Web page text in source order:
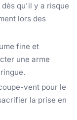
qu'il y a risque
lors des
fine et
une arme
vent pour le
la prise en